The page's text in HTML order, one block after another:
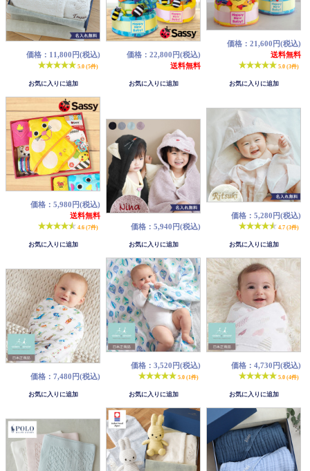
価格：11,800円(税込)
5.0 (5件)
価格：22,800円(税込)
送料無料
価格：21,600円(税込)
送料無料
5.0 (3件)
価格：5,980円(税込)
送料無料
4.6 (7件) 価格：5,940円(税込)
価格：5,280円(税込)
4.7 (3件)
価格：7,480円(税込)
価格：3,520円(税込)
5.0 (1件)
価格：4,730円(税込)
5.0 (4件)